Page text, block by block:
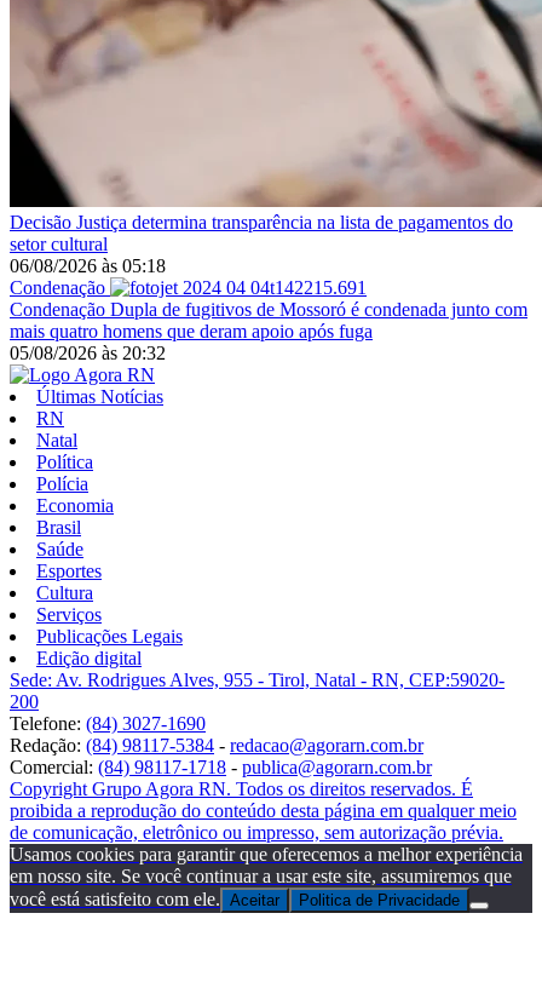
Decisão Justiça determina transparência na lista de pagamentos do
setor cultural
06/08/2026 às 05:18
Condenação
Condenação Dupla de fugitivos de Mossoró é condenada junto com
mais quatro homens que deram apoio após fuga
05/08/2026 às 20:32
Últimas Notícias
RN
Natal
Política
Polícia
Economia
Brasil
Saúde
Esportes
Cultura
Serviços
Publicações Legais
Edição digital
Sede: Av. Rodrigues Alves, 955 - Tirol, Natal - RN, CEP:59020-
200
Telefone: (84) 3027-1690
Redação: (84) 98117-5384 - redacao@agorarn.com.br
Comercial: (84) 98117-1718 - publica@agorarn.com.br
Copyright Grupo Agora RN. Todos os direitos reservados. É
proibida a reprodução do conteúdo desta página em qualquer meio
de comunicação, eletrônico ou impresso, sem autorização prévia.
Usamos cookies para garantir que oferecemos a melhor experiência
em nosso site. Se você continuar a usar este site, assumiremos que
você está satisfeito com ele. Aceitar Politica de Privacidade